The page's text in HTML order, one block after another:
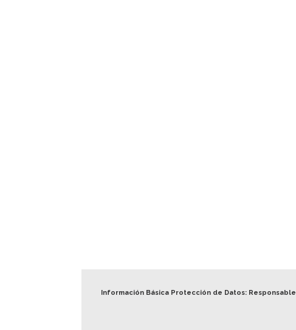
Información Básica Protección de Datos: Responsable